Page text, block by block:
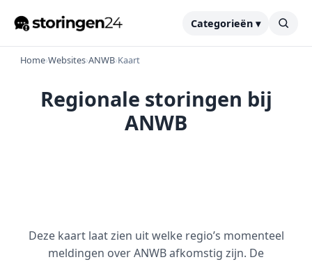
Categorieën ▾
Home›Websites›ANWB›Kaart
Regionale storingen bij
ANWB
Deze kaart laat zien uit welke regio’s momenteel
meldingen over ANWB afkomstig zijn. De